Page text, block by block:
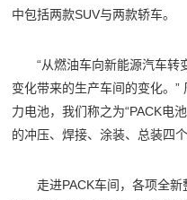
中包括两款SUV与两款轿车。
“从燃油车向新能源汽车转
变化带来的生产车间的变化。
力电池，我们称之为“PACK电
的冲压、焊接、涂装、总装四
走进PACK车间，各项全